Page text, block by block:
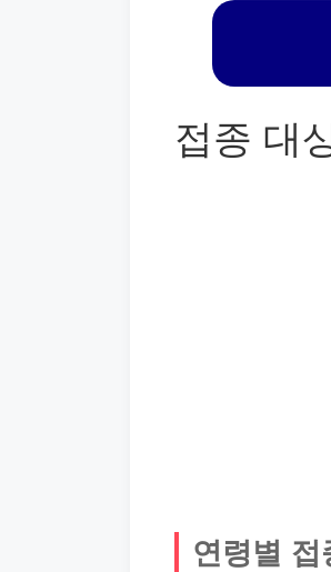
접종 대
연령별 접